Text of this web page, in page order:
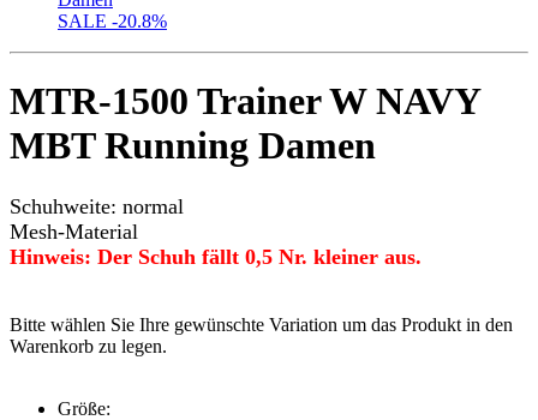
SALE -20.8%
MTR-1500 Trainer W NAVY
MBT Running Damen
Schuhweite: normal
Mesh-Material
Hinweis: Der Schuh fällt 0,5 Nr. kleiner aus.
Bitte wählen Sie Ihre gewünschte Variation um das Produkt in den
Warenkorb zu legen.
Größe: